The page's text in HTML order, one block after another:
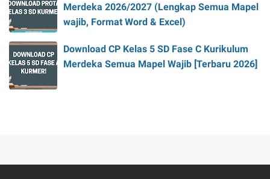
Merdeka 2026/2027 (Lengkap Semua Mapel
wajib, Format Word & Excel)
Download CP Kelas 5 SD Fase C Kurikulum
Merdeka Semua Mapel Wajib [Terbaru 2026]